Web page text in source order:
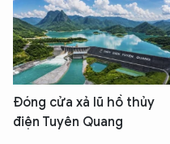
Đóng cửa xả lũ hồ thủy
điện Tuyên Quang